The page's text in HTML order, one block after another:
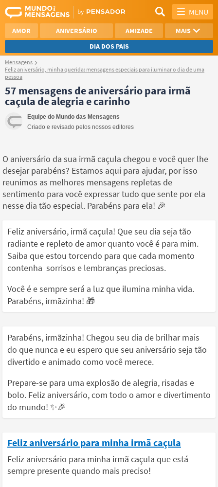
MENU
AMOR ANIVERSÁRIO AMIZADE
MAIS
DIA DOS PAIS
REFLEXÃO
AGRADECIMENTO
SAUDADE
OTIMISMO
NAMORO
Mensagens
Feliz aniversário, minha querida: mensagens especiais para iluminar o dia de uma
pessoa
57 mensagens de aniversário para irmã
caçula de alegria e carinho
Equipe do Mundo das Mensagens
Criado e revisado pelos nossos editores
O aniversário da sua irmã caçula chegou e você quer lhe
desejar parabéns? Estamos aqui para ajudar, por isso
reunimos as melhores mensagens repletas de
sentimento para você expressar tudo que sente por ela
nesse dia tão especial. Parabéns para ela! 🎉
Feliz aniversário, irmã caçula! Que seu dia seja tão
radiante e repleto de amor quanto você é para mim.
Saiba que estou torcendo para que cada momento
contenha sorrisos e lembranças preciosas.
Você é e sempre será a luz que ilumina minha vida.
Parabéns, irmãzinha! 🎁
Parabéns, irmãzinha! Chegou seu dia de brilhar mais
do que nunca e eu espero que seu aniversário seja tão
divertido e animado como você merece.
Prepare-se para uma explosão de alegria, risadas e
bolo. Feliz aniversário, com todo o amor e divertimento
do mundo! ✨🎉
Feliz aniversário para minha irmã caçula
Feliz aniversário para minha irmã caçula que está
sempre presente quando mais preciso!